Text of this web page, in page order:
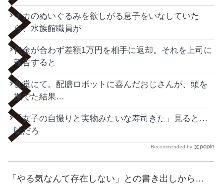
イカのぬいぐるみを欲しがる息子をいなしていた
ら、水族館職員が
代金が合わず差額1万円を相手に返却。それを上司に
報告すると
食堂にて。配膳ロボットに喜んだおじさんが、頭を
撫でた結果…
「女子の自撮りと実物みたいな寿司きた」見ると…
嘘だろ
Recommended by
「やる気なんて存在しない」との書き出しから…